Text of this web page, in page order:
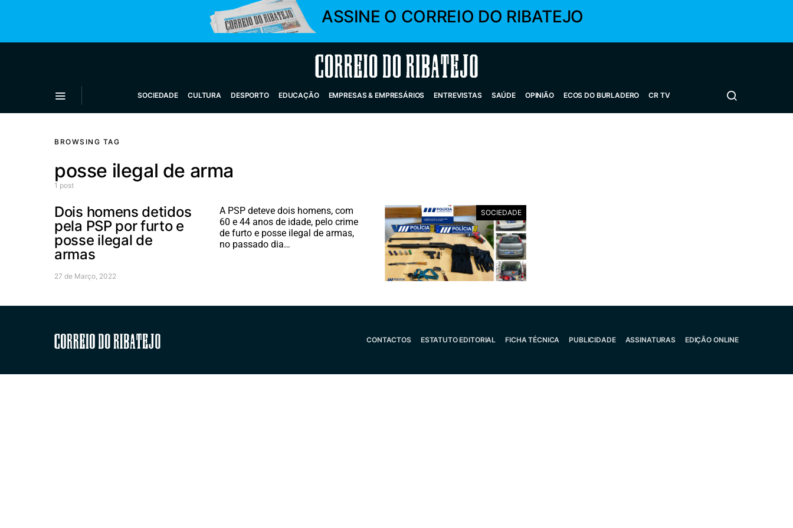
ASSINE O CORREIO DO RIBATEJO
Correio do Ribatejo
SOCIEDADE CULTURA DESPORTO EDUCAÇÃO EMPRESAS & EMPRESÁRIOS ENTREVISTAS SAÚDE OPINIÃO ECOS DO BURLADERO CR TV
BROWSING TAG
posse ilegal de arma
1 post
SOCIEDADE
Dois homens detidos
pela PSP por furto e
posse ilegal de
armas
A PSP deteve dois homens, com
60 e 44 anos de idade, pelo crime
de furto e posse ilegal de armas,
no passado dia…
27 de Março, 2022
Correio do Ribatejo CONTACTOS ESTATUTO EDITORIAL FICHA TÉCNICA PUBLICIDADE ASSINATURAS EDIÇÃO ONLINE